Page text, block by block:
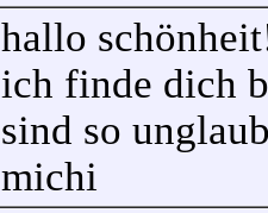
hallo
ich finde dich
sind so
michi